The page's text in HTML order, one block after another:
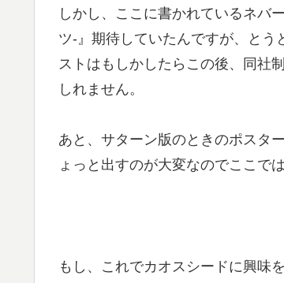
しかし、ここに書かれているネバ
ツ-』期待していたんですが、と
ストはもしかしたらこの後、同社
しれません。
あと、サターン版のときのポスタ
ょっと出すのが大変なのでここで
もし、これでカオスシードに興味